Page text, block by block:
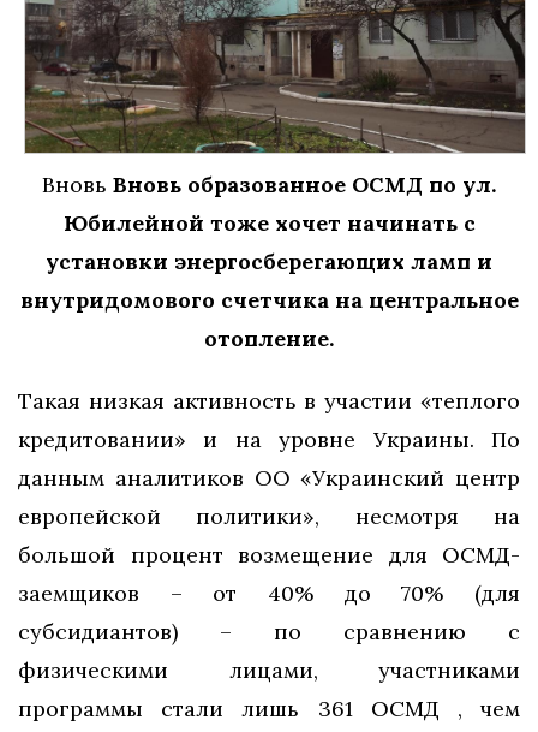
Вновь Вновь образованное ОСМД по ул.
Юбилейной тоже хочет начинать с
установки энергосберегающих ламп и
внутридомового счетчика на центральное
отопление.
Такая низкая активность в участии «теплого
кредитовании» и на уровне Украины. По
данным аналитиков ОО «Украинский центр
европейской политики», несмотря на
большой процент возмещение для ОСМД-
заемщиков – от 40% до 70% (для
субсидиантов) – по сравнению с
физическими лицами, участниками
программы стали лишь 361 ОСМД , чем